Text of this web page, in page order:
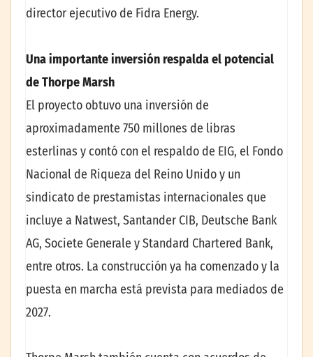
director ejecutivo de Fidra Energy.
Una importante inversión respalda el potencial
de Thorpe Marsh
El proyecto obtuvo una inversión de
aproximadamente 750 millones de libras
esterlinas y contó con el respaldo de EIG, el Fondo
Nacional de Riqueza del Reino Unido y un
sindicato de prestamistas internacionales que
incluye a Natwest, Santander CIB, Deutsche Bank
AG, Societe Generale y Standard Chartered Bank,
entre otros. La construcción ya ha comenzado y la
puesta en marcha está prevista para mediados de
2027.